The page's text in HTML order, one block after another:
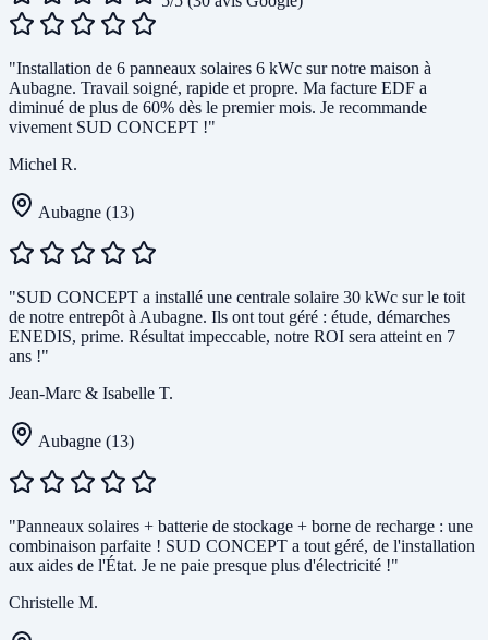
"Installation de 6 panneaux solaires 6 kWc sur notre maison à
Aubagne. Travail soigné, rapide et propre. Ma facture EDF a
diminué de plus de 60% dès le premier mois. Je recommande
vivement SUD CONCEPT !"
Michel R.
Aubagne (13)
"SUD CONCEPT a installé une centrale solaire 30 kWc sur le toit
de notre entrepôt à Aubagne. Ils ont tout géré : étude, démarches
ENEDIS, prime. Résultat impeccable, notre ROI sera atteint en 7
ans !"
Jean-Marc & Isabelle T.
Aubagne (13)
"Panneaux solaires + batterie de stockage + borne de recharge : une
combinaison parfaite ! SUD CONCEPT a tout géré, de l'installation
aux aides de l'État. Je ne paie presque plus d'électricité !"
Christelle M.